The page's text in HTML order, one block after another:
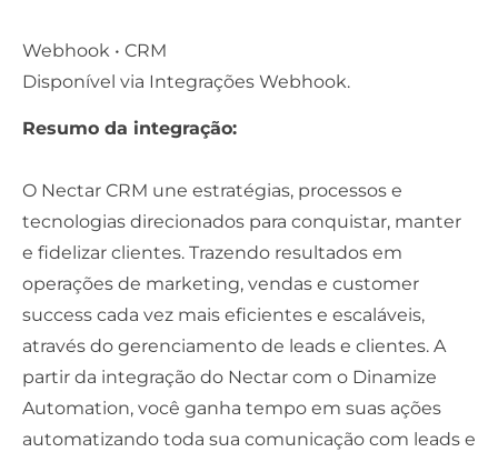
Webhook • CRM
Disponível via Integrações Webhook.
Resumo da integração:
O Nectar CRM une estratégias, processos e
tecnologias direcionados para conquistar, manter
e fidelizar clientes. Trazendo resultados em
operações de marketing, vendas e customer
success cada vez mais eficientes e escaláveis,
através do gerenciamento de leads e clientes. A
partir da integração do Nectar com o Dinamize
Automation, você ganha tempo em suas ações
automatizando toda sua comunicação com leads e